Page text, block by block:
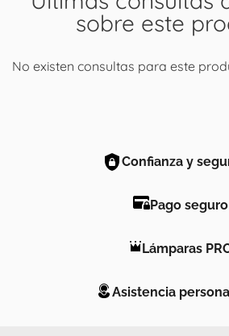
sobre este
No existen consultas para este
Confianza y
Pago seguro
Lámparas
Asistencia